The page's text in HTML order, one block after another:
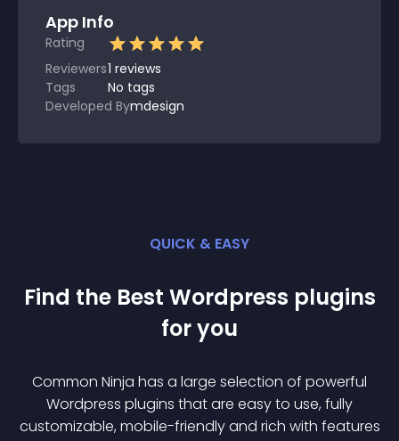
App Info
Rating
Reviewers1 reviews
Tags
No tags
Developed Bymdesign
QUICK & EASY
Find the Best Wordpress plugins
for you
Common Ninja has a large selection of powerful
Wordpress plugins that are easy to use, fully
customizable, mobile-friendly and rich with features